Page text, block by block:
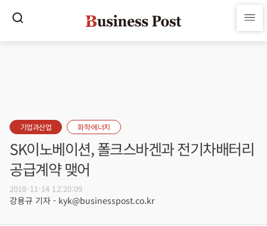
기업과산업 화학·에너지
SK이노베이션, 폴크스바겐과 전기차배터리
공급계약 맺어
2018-11-14 12:20:09
강용규 기자 - kyk@businesspost.co.kr